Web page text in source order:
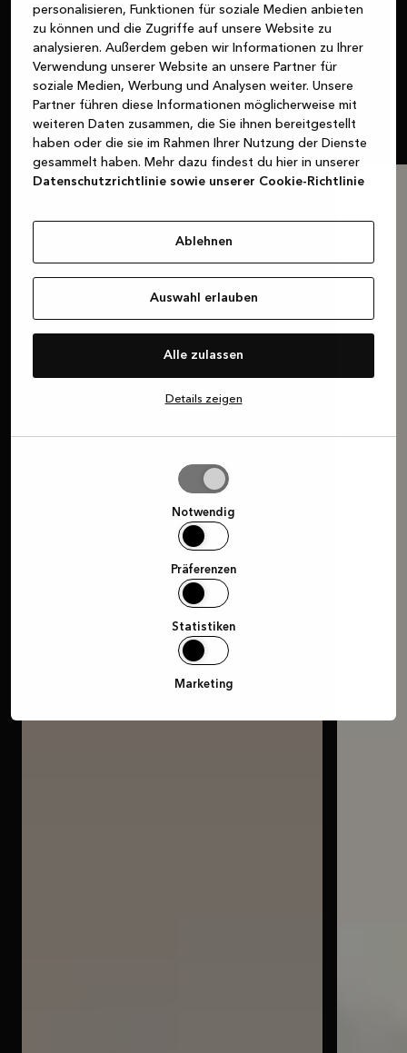
personalisieren, Funktionen für soziale Medien anbieten
zu können und die Zugriffe auf unsere Website zu
analysieren. Außerdem geben wir Informationen zu Ihrer
Verwendung unserer Website an unsere Partner für
soziale Medien, Werbung und Analysen weiter. Unsere
Partner führen diese Informationen möglicherweise mit
weiteren Daten zusammen, die Sie ihnen bereitgestellt
haben oder die sie im Rahmen Ihrer Nutzung der Dienste
gesammelt haben. Mehr dazu findest du hier in unserer
Datenschutzrichtlinie sowie unserer Cookie-Richtlinie
Ablehnen
Auswahl erlauben
Alle zulassen
Details zeigen
Notwendig
Präferenzen
Statistiken
Marketing
Entdecke unsere Designs
Wir sind die Experten. Aber es ist deine Küche. Die
Entscheidungen liegen bei dir.